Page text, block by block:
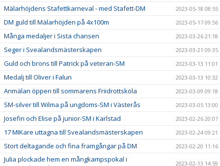
Mälarhöjdens Stafettkarneval - med Stafett-DM 2023-05-18 08:55
DM guld till Mälarhöjden på 4x100m 2023-05-17 09:56
Många medaljer i Sista chansen 2023-03-26 21:18
Seger i Svealandsmästerskapen 2023-03-21 09:35
Guld och brons till Patrick på veteran-SM 2023-03-13 11:01
Medalj till Oliver i Falun 2023-03-13 10:32
Anmälan öppen till sommarens Friidrottskola 2023-03-09 09:18
SM-silver till Wilma på ungdoms-SM i Västerås 2023-03-05 13:00
Josefin och Elise på junior-SM i Karlstad 2023-02-26 20:07
17 MIKare uttagna till Svealandsmästerskapen 2023-02-24 09:21
Stort deltagande och fina framgångar på DM 2023-02-20 11:16
Julia plockade hem en mångkampspokal i
2023-02-13 14:59